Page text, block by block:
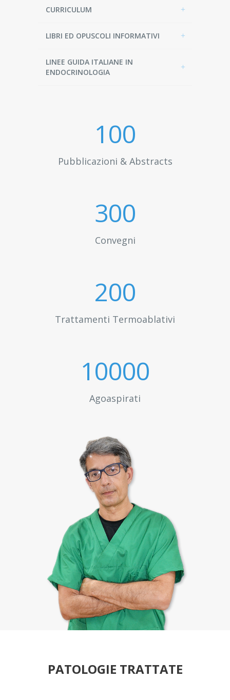
CURRICULUM
LIBRI ED OPUSCOLI INFORMATIVI
LINEE GUIDA ITALIANE IN
ENDOCRINOLOGIA
100
Pubblicazioni & Abstracts
300
Convegni
200
Trattamenti Termoablativi
10000
Agoaspirati
PATOLOGIE TRATTATE